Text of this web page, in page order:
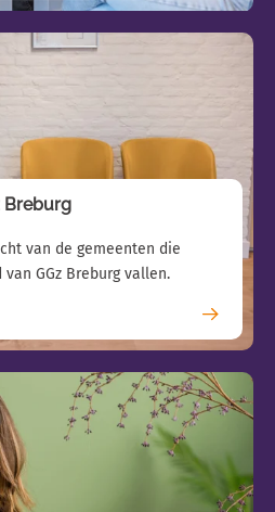
Breburg
van de gemeenten die
GGz Breburg vallen.